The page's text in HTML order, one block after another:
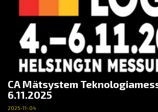
CA Mätsystem
6.11.2025
2025-11-04